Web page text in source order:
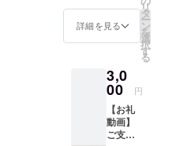
販売だ
と思っ
頂けた
ら嬉し
いです︎
！
※【備考
欄に】
の作
文。」
を含む3
曲入り
データ
でお届
け。 ・
手書き
メッ
セージ
詳細を見る
リ
タ
ー
ン
を
選
択
す
る
3,0
00 円
【お礼
動画】
ご支援